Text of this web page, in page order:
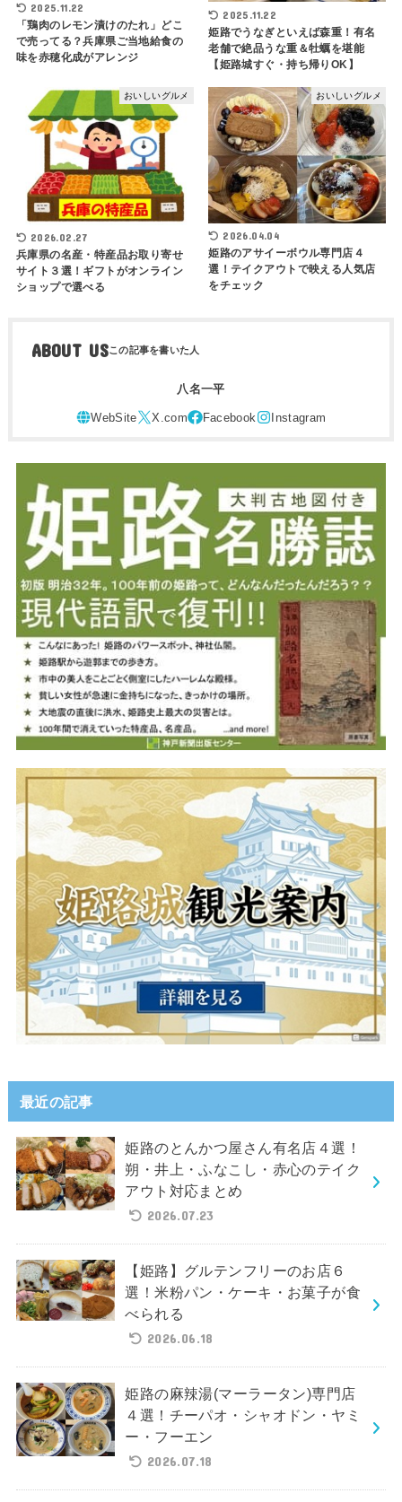
2025.11.22
「鶏肉のレモン漬けのたれ」どこ
で売ってる？兵庫県ご当地給食の
味を赤穂化成がアレンジ
2025.11.22
姫路でうなぎといえば森重！有名
老舗で絶品うな重＆牡蠣を堪能
【姫路城すぐ・持ち帰りOK】
おいしいグルメ
2026.02.27
兵庫県の名産・特産品お取り寄せ
サイト３選！ギフトがオンライン
ショップで選べる
おいしいグルメ
2026.04.04
姫路のアサイーボウル専門店４
選！テイクアウトで映える人気店
をチェック
ABOUT US
八名一平
最近の記事
姫路のとんかつ屋さん有名店４選！
朔・井上・ふなこし・赤心のテイク
アウト対応まとめ
2026.07.23
【姫路】グルテンフリーのお店６
選！米粉パン・ケーキ・お菓子が食
べられる
2026.06.18
姫路の麻辣湯(マーラータン)専門店
４選！チーパオ・シャオドン・ヤミ
ー・フーエン
2026.07.18